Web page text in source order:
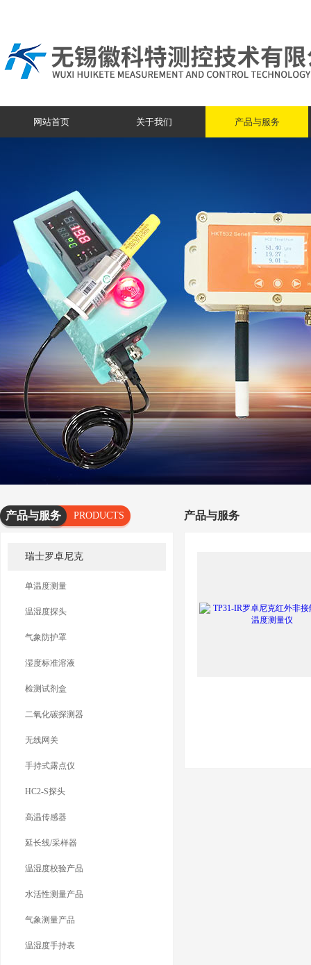
网站首页 关于我们 产品与服务
产品与服务
PRODUCTS
SERVICES
瑞士罗卓尼克
单温度测量
温湿度探头
气象防护罩
湿度标准溶液
检测试剂盒
二氧化碳探测器
无线网关
手持式露点仪
HC2-S探头
高温传感器
延长线/采样器
温湿度校验产品
水活性测量产品
气象测量产品
温湿度手持表
产品与服务